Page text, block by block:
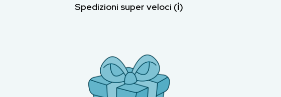
Spedizioni super veloci (ℹ︎)